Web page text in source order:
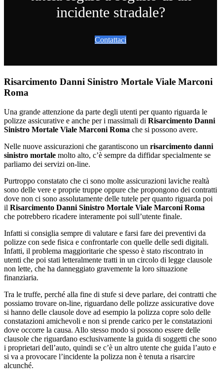
incidente stradale?
Contattaci
Risarcimento Danni Sinistro Mortale Viale Marconi
Roma
Una grande attenzione da parte degli utenti per quanto riguarda le
polizze assicurative e anche per i massimali di Risarcimento Danni
Sinistro Mortale Viale Marconi Roma che si possono avere.
Nelle nuove assicurazioni che garantiscono un risarcimento danni
sinistro mortale molto alto, c’è sempre da diffidar specialmente se
parliamo dei servizi on-line.
Purtroppo constatato che ci sono molte assicurazioni laviche realtà
sono delle vere e proprie truppe oppure che propongono dei contratti
dove non ci sono assolutamente delle tutele per quanto riguarda poi
il Risarcimento Danni Sinistro Mortale Viale Marconi Roma
che potrebbero ricadere interamente poi sull’utente finale.
Infatti si consiglia sempre di valutare e farsi fare dei preventivi da
polizze con sede fisica e confrontarle con quelle delle sedi digitali.
Infatti, il problema maggioritarie che spesso è stato riscontrato in
utenti che poi stati letteralmente tratti in un circolo di legge clausole
non lette, che ha danneggiato gravemente la loro situazione
finanziaria.
Tra le truffe, perché alla fine di stufe si deve parlare, dei contratti che
possiamo trovare on-line, riguardano delle polizze assicurative dove
si hanno delle clausole dove ad esempio la polizza copre solo delle
constatazioni amichevoli e non si prende carico per le constatazioni
dove occorre la causa. Allo stesso modo si possono essere delle
clausole che riguardano esclusivamente la guida di soggetti che sono
i proprietari dell’auto, quindi se c’è un altro utente che guida l’auto e
si va a provocare l’incidente la polizza non è tenuta a risarcire
alcunché.